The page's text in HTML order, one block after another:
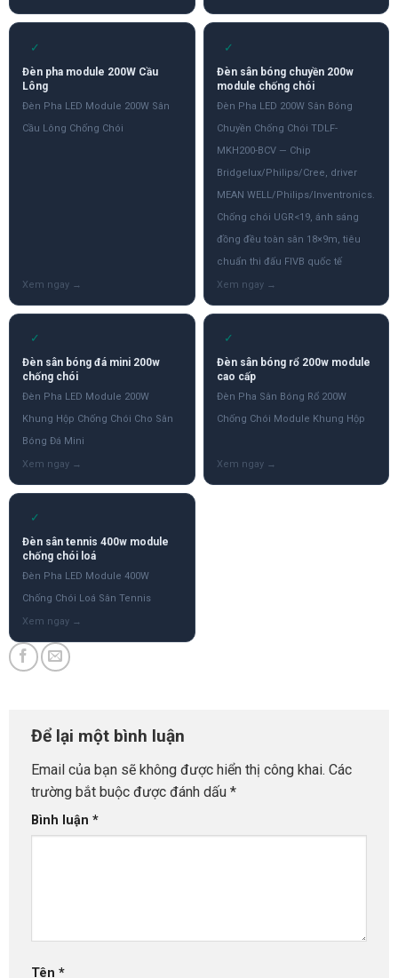
✓
Đèn pha module 200W Cầu
Lông
Đèn Pha LED Module 200W Sân
Cầu Lông Chống Chói
✓
Đèn sân bóng chuyền 200w
module chống chói
Đèn Pha LED 200W Sân Bóng
Chuyền Chống Chói TDLF-
MKH200-BCV — Chip
Bridgelux/Philips/Cree, driver
MEAN WELL/Philips/Inventronics.
Chống chói UGR<19, ánh sáng
đồng đều toàn sân 18×9m, tiêu
chuẩn thi đấu FIVB quốc tế
✓
Đèn sân bóng đá mini 200w
chống chói
Đèn Pha LED Module 200W
Khung Hộp Chống Chói Cho Sân
Bóng Đá Mini
✓
Đèn sân bóng rổ 200w module
cao cấp
Đèn Pha Sân Bóng Rổ 200W
Chống Chói Module Khung Hộp
✓
Đèn sân tennis 400w module
chống chói loá
Đèn Pha LED Module 400W
Chống Chói Loá Sân Tennis
Để lại một bình luận
Email của bạn sẽ không được hiển thị công khai. Các
trường bắt buộc được đánh dấu *
Bình luận *
Tên *